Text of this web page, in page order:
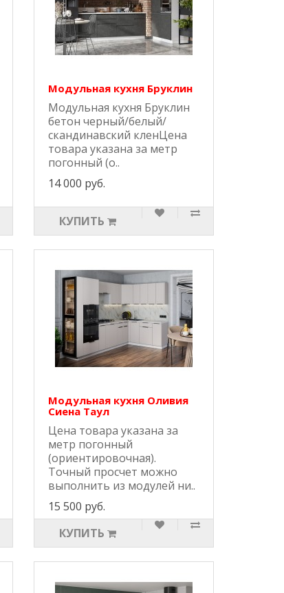
Модульная кухня Бруклин
Модульная кухня Бруклин
бетон черный/белый/
скандинавский кленЦена
товара указана за метр
погонный (о..
14 000 руб.
КУПИТЬ
Модульная кухня Оливия
Сиена Таул
Цена товара указана за
метр погонный
(ориентировочная).
Точный просчет можно
выполнить из модулей ни..
15 500 руб.
КУПИТЬ